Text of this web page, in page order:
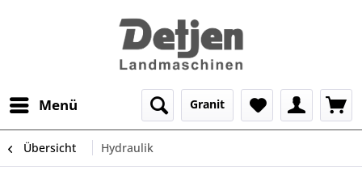
Menü Granit
Übersicht Hydraulik